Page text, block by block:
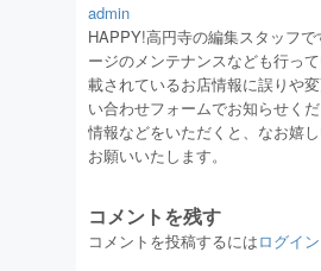
admin
HAPPY!高円寺の編集スタッフ
ージのメンテナンスなども行っ
載されているお店情報に誤りや
い合わせフォームでお知らせく
情報などをいただくと、なお嬉
お願いいたします。
コメントを残す
コメントを投稿するにはログイン